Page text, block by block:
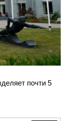
почти 5